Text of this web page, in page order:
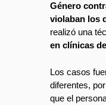
Género
violaban los
realizó una
en clínicas
Los casos
diferentes,
que el